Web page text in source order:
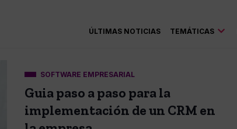
ÚLTIMAS NOTICIAS TEMÁTICAS
SOFTWARE EMPRESARIAL
Guia paso a paso para la
implementación de un CRM en